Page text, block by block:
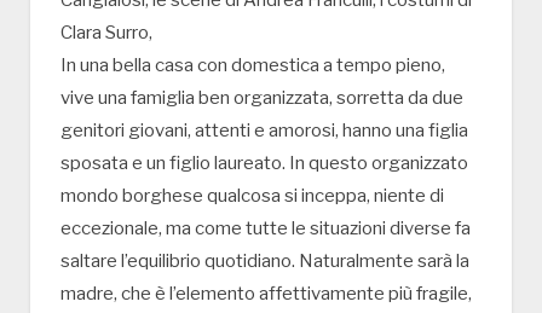
Clara Surro,
In una bella casa con domestica a tempo pieno,
vive una famiglia ben organizzata, sorretta da due
genitori giovani, attenti e amorosi, hanno una figlia
sposata e un figlio laureato. In questo organizzato
mondo borghese qualcosa si inceppa, niente di
eccezionale, ma come tutte le situazioni diverse fa
saltare l’equilibrio quotidiano. Naturalmente sarà la
madre, che è l’elemento affettivamente più fragile,